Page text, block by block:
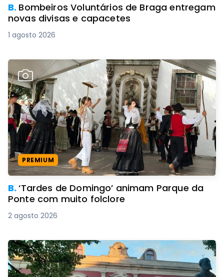
B. Bombeiros Voluntários de Braga entregam
novas divisas e capacetes
1 agosto 2026
PREMIUM
B.‘Tardes de Domingo’ animam Parque da
Ponte com muito folclore
2 agosto 2026